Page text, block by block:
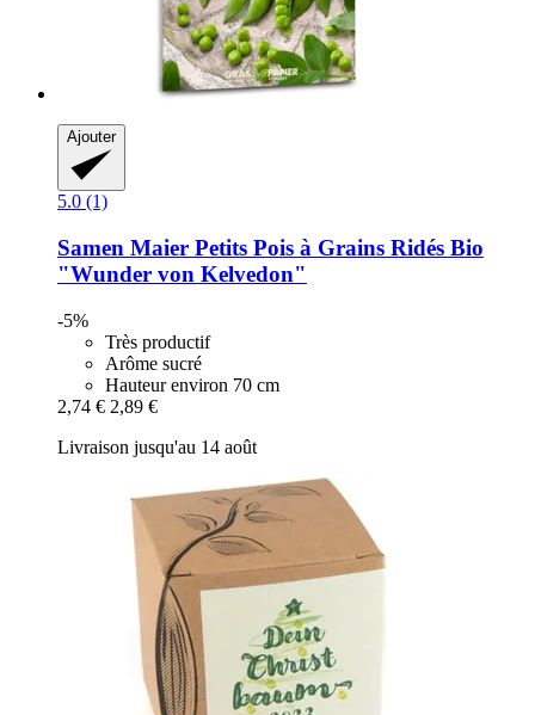
Ajouter
5.0 (1)
Samen Maier Petits Pois à Grains Ridés Bio
"Wunder von Kelvedon"
-5%
Très productif
Arôme sucré
Hauteur environ 70 cm
2,74 € 2,89 €
Livraison jusqu'au 14 août